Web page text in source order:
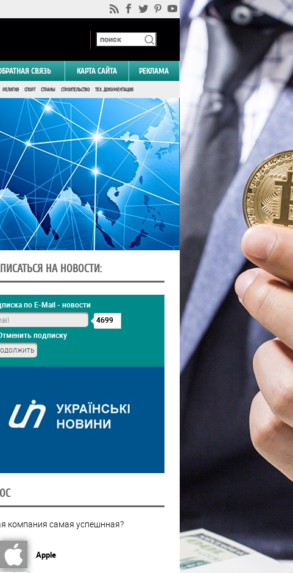
СВЯЗЬ КАРТА САЙТА РЕКЛАМА
РЕЛИГИЯ СПОРТ СТРАНЫ СТРОИТЕЛЬСТВО ТЕХ. ДОКУМЕНТАЦИЯ
НА НОВОСТИ:
по E-Mail - новости
4699
подписку
компания самая успешнная?
Apple